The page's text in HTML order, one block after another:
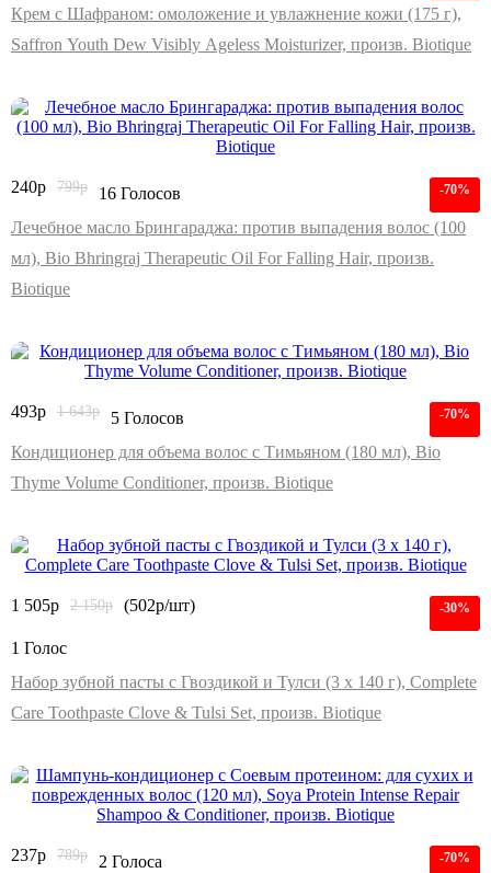
Крем с Шафраном: омоложение и увлажнение кожи (175 г),
Saffron Youth Dew Visibly Ageless Moisturizer, произв. Biotique
-70%
240р 799р
16 Голосов
Лечебное масло Брингараджа: против выпадения волос (100
мл), Bio Bhringraj Therapeutic Oil For Falling Hair, произв.
Biotique
-70%
493р 1 643р
5 Голосов
Кондиционер для объема волос с Тимьяном (180 мл), Bio
Thyme Volume Conditioner, произв. Biotique
-30%
1 505р 2 150р (502р/шт)
1 Голос
Набор зубной пасты с Гвоздикой и Тулси (3 x 140 г), Complete
Care Toothpaste Clove & Tulsi Set, произв. Biotique
-70%
237р 789р
2 Голоса